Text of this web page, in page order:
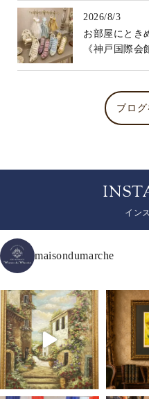
2026/8/3
お部屋にとき
《神戸国際会
ブロ
イン
maisondumarche